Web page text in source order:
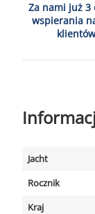
Za nami już 3
wspierania
Jacht
Rocznik
Kraj